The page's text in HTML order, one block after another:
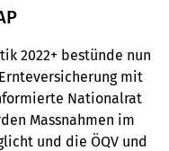
2022+ bestünde nun
mit
Nationalrat
Massnahmen im
und die ÖQV und